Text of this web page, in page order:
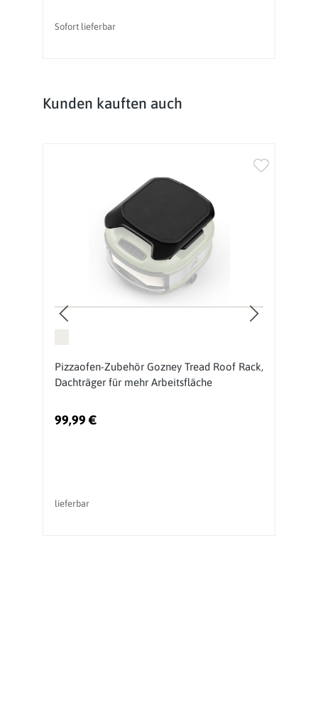
Sofort lieferbar
Produktgalerie überspringen
Kunden kauften auch
Pizzaofen-Zubehör Gozney Tread Roof Rack,
Dachträger für mehr Arbeitsfläche
99,99 €
lieferbar